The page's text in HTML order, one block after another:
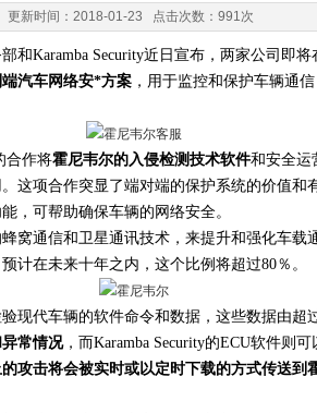
更新时间：2018-01-23 点击次数：991次
和Karamba Security近日宣布，两家公司即
汽车网络安*方案 ，用于监控和保护车辆通
合作将霍尼韦尔的入侵检测技术软件和安全运
这项合作突显了端对端的保护系统的价值和
，可帮助确保车辆的网络安全。
窝通信和卫星通讯技术，来提升和强化车载
计在未来十年之内，这个比例将超过80％。
现代车辆的软件命令和数据，这些数据由超
常情况，而Karamba Security的ECU软件则
攻击将会被实时或以定时下载的方式传送到